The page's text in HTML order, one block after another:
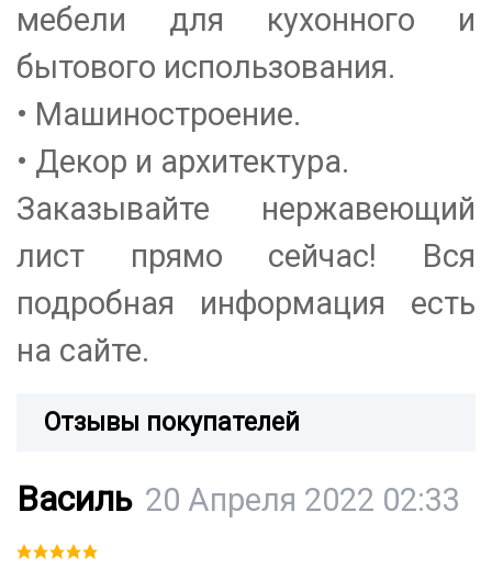
мебели для кухонного и
бытового использования.
• Машиностроение.
• Декор и архитектура.
Заказывайте нержавеющий
лист прямо сейчас! Вся
подробная информация есть
на сайте.
Отзывы покупателей
Василь 20 Апреля 2022 02:33